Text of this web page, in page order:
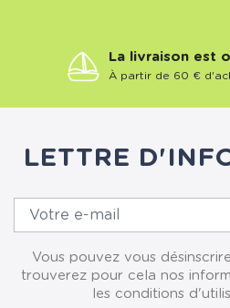
La livraison est
À partir de 60 €
LETTRE
Vous pouvez vous
trouverez pour cela nos
les conditions